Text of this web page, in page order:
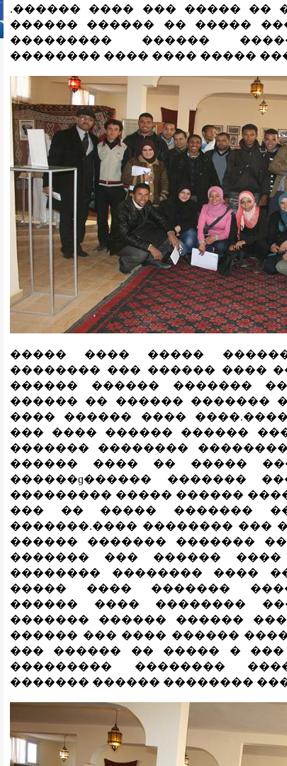
.������ ���� ��� ����� ��
������ ������ �� �����
��������� ������
�������� ���� ���� �����
����� ���� �����
�������� ��� ������ ����
������ ������ �������
������ �� ������ �������
���� ������ ����
��� ���� ������ ������
������� ��������
������ ���� �� �����
������ɡ������ �������
��������� ����� ������
��� �� ����� �������
�������.���� �������� ���
������ ������� �������
������� ��� ������
�������� �������� ����
����� ���� �������
������ ���� ��������
������� ������ ������
������ ��� ���� ������
��� ������ �� ����� �
��������� ��������
������� ������ ��������